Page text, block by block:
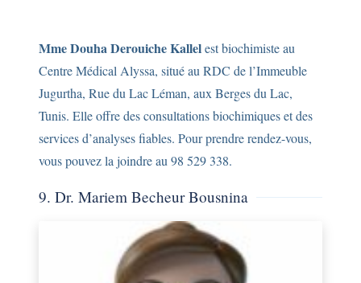
Mme Douha Derouiche Kallelest biochimiste au
Centre Médical Alyssa, situé au RDC de l’Immeuble
Jugurtha, Rue du Lac Léman, aux Berges du Lac,
Tunis. Elle offre des consultations biochimiques et des
services d’analyses fiables. Pour prendre rendez-vous,
vous pouvez la joindre au 98 529 338.
9. Dr. Mariem Becheur Bousnina